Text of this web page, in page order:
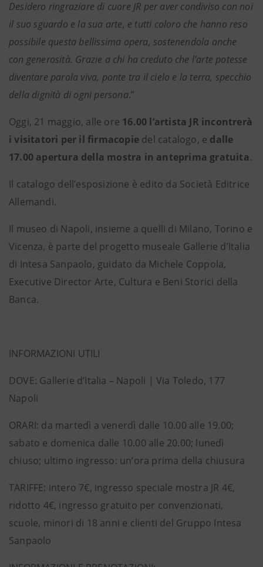
Desidero ringraziare di cuore JR per aver condiviso con noi
il suo sguardo e la sua arte, e tutti coloro che hanno reso
possibile questa bellissima opera, sostenendola anche
con generosità. Grazie a chi ha creduto che l’arte potesse
diventare parola viva, ponte tra il cielo e la terra, specchio
della dignità di ogni persona.”
Oggi, 21 maggio, alle ore 16.00 l’artista JR incontrerà
i visitatori per il firmacopie del catalogo, e dalle
17.00 apertura della mostra in anteprima gratuita.
Il catalogo dell’esposizione è edito da Società Editrice
Allemandi.
Il museo di Napoli, insieme a quelli di Milano, Torino e
Vicenza, è parte del progetto museale Gallerie d’Italia
di Intesa Sanpaolo, guidato da Michele Coppola,
Executive Director Arte, Cultura e Beni Storici della
Banca.
INFORMAZIONI UTILI
DOVE: Gallerie d’Italia – Napoli | Via Toledo, 177
Napoli
ORARI: da martedì a venerdì dalle 10.00 alle 19.00;
sabato e domenica dalle 10.00 alle 20.00; lunedì
chiuso; ultimo ingresso: un’ora prima della chiusura
TARIFFE: intero 7€, ingresso speciale mostra JR 4€,
ridotto 4€, ingresso gratuito per convenzionati,
scuole, minori di 18 anni e clienti del Gruppo Intesa
Sanpaolo